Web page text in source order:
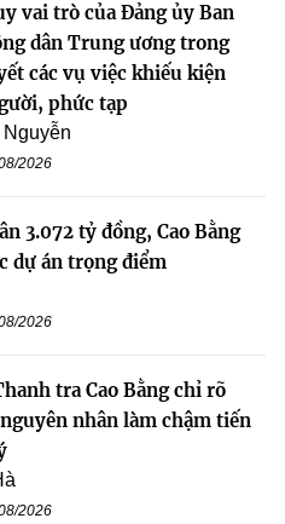
vai trò của Đảng ủy Ban
dân Trung ương trong
các vụ việc khiếu kiện
phức tạp
2026
3.072 tỷ đồng, Cao Bằng
dự án trọng điểm
2026
tra Cao Bằng chỉ rõ
nhân làm chậm tiến
2026